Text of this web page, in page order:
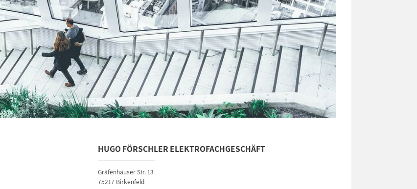
HUGO FÖRSCHLER ELEKTROFACHGESCHÄFT
Gräfenhäuser Str. 13
75217 Birkenfeld